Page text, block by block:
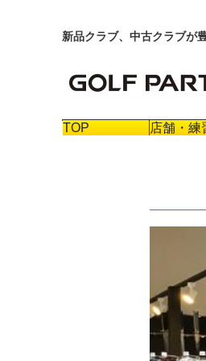
新品クラブ、中古クラブが
TOP 店舗・練